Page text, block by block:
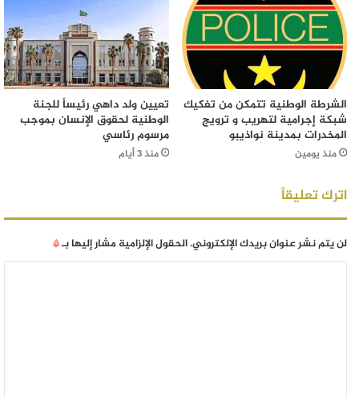
الشرطة الوطنية تتمكن من تفكيك
شبكة إجرامية لتهريب و ترويج
المخدرات بمدينة نواذيبو
منذ يومين
تعيين ولد داهي رئيساً للجنة
الوطنية لحقوق الإنسان بموجب
مرسوم رئاسي
منذ 3 أيام
اترك تعليقاً
لن يتم نشر عنوان بريدك الإلكتروني.الحقول الإلزامية مشار إليها بـ*